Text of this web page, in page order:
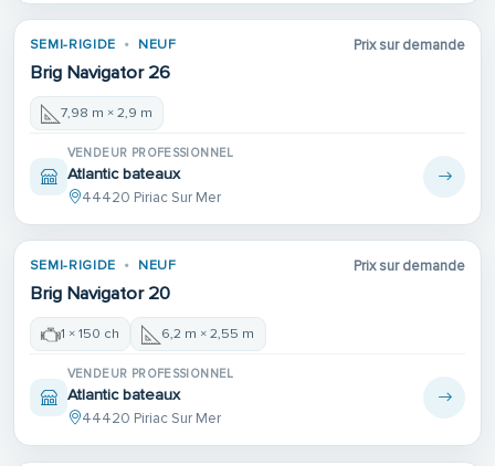
SEMI-RIGIDE NEUF
Brig Navigator 26
Prix sur demande
7,98 m × 2,9 m
VENDEUR PROFESSIONNEL
Atlantic bateaux
44420 Piriac Sur Mer
SEMI-RIGIDE NEUF
Brig Navigator 20
Prix sur demande
1 × 150 ch 6,2 m × 2,55 m
VENDEUR PROFESSIONNEL
Atlantic bateaux
44420 Piriac Sur Mer